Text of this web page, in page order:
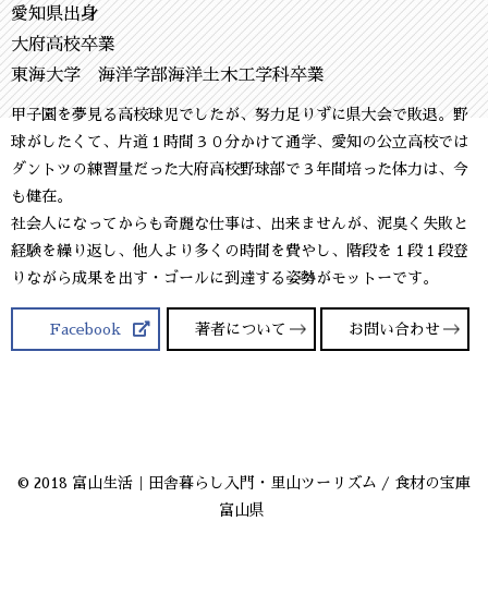
愛知県出身
大府高校卒業
東海大学 海洋学部海洋土木工学科卒業
甲子園を夢見る高校球児でしたが、努力足りずに県大会で敗退。野
球がしたくて、片道１時間３０分かけて通学、愛知の公立高校では
ダントツの練習量だった大府高校野球部で３年間培った体力は、今
も健在。
社会人になってからも奇麗な仕事は、出来ませんが、泥臭く失敗と
経験を繰り返し、他人より多くの時間を費やし、階段を１段１段登
りながら成果を出す・ゴールに到達する姿勢がモットーです。
Facebook 著者について お問い合わせ
© 2018 富山生活｜田舎暮らし入門・里山ツーリズム / 食材の宝庫
富山県